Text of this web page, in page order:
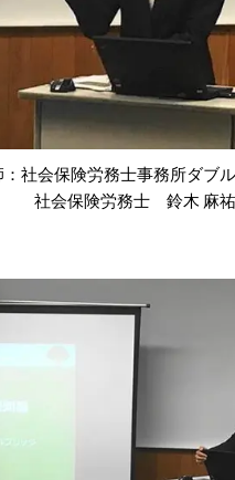
：社会保険労務士事務所ダブ
社会保険労務士 鈴木 麻